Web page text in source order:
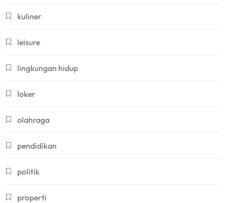
kuliner
leisure
lingkungan hidup
loker
olahraga
pendidikan
politik
properti